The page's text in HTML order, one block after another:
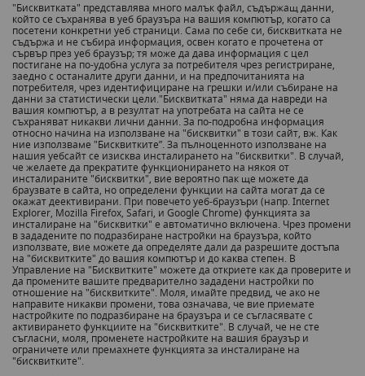
"Бисквитката" представлява много малък файл, съдържащ данни,
който се съхранява в уеб браузъра на вашия компютър, когато са
посетени конкретни уеб страници. Сама по себе си, бисквитката не
съдържа и не събира информация, освен когато е прочетена от
сървър през уеб браузър; тя може да дава информация с цел
постигане на по-удобна услуга за потребителя чрез регистриране,
заедно с останалите други данни, и на предпочитанията на
потребителя, чрез идентифициране на грешки и/или събиране на
данни за статистически цели."Бисквитката" няма да навреди на
вашия компютър, а в резултат на употребата на сайта не се
съхраняват никакви лични данни. За по-подробна информация
относно начина на използване на "бисквитки" в този сайт, вж. Как
ние използваме "Бисквитките”. За пълноценното използване на
нашия уебсайт се изисква инсталирането на "бисквитки". В случай,
че желаете да прекратите функционирането на някоя от
инсталираните "бисквитки", вие вероятно пак ще можете да
браузвате в сайта, но определени функции на сайта могат да се
окажат деективирани. При повечето уеб-браузъри (напр. Internet
Explorer, Mozilla Firefox, Safari, и Google Chrome) функцията за
инсталиране на "бисквитки" е автоматично включена. Чрез промени
в зададените по подразбиране настройки на браузъра, който
използвате, вие можете да определяте дали да разрешите достъпа
на "бисквитките" до вашия компютър и до каква степен. В
Управление на "Бисквитките" можете да откриете как да проверите и
да промените вашите предварително зададени настройки по
отношение на "бисквитките". Моля, имайте предвид, че ако не
направите никакви промени, това означава, че вие приемате
настройките по подразбиране на браузъра и се съгласявате с
активирането функциите на "бисквитките". В случай, че не сте
съгласни, моля, променете настройките на вашия браузър и
ограничете или премахнете функцията за инсталиране на
"бисквитките".